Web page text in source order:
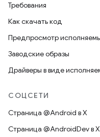
Требования
Как скачать код
Предпросмотр
Заводские образы
Драйверы в виде
СОЦСЕТИ
Страница @Android в X
Страница @AndroidDev в X